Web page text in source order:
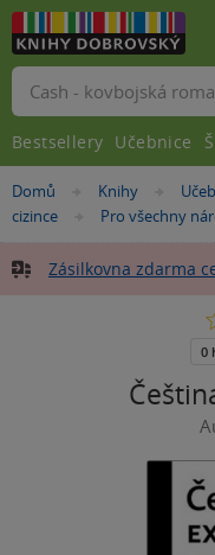
Nacházíte
se
Domů »
Knihy »
cizince
»Pro všechny
Zásilkovna zdarma
5
0
Vyhledávání
Bestsellery Učebnice